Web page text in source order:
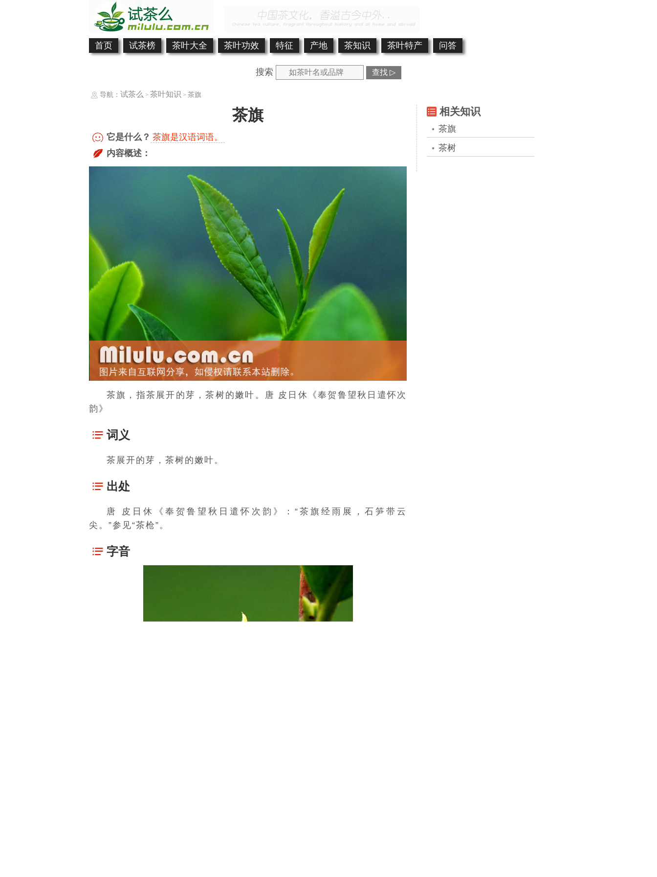
首页 试茶榜 茶叶大全 茶叶功效 特征 产地 茶知识 茶叶特产 问答
搜索 查找 ▷
导航： 试茶么 > 茶叶知识 > 茶旗
茶旗
它是什么？ 茶旗是汉语词语。
内容概述：
茶旗，指茶展开的芽，茶树的嫩叶。 唐 皮日休
《奉贺鲁望秋日遣怀次
韵》
词义
茶展开的芽， 茶树的嫩叶。
出处
唐 皮日休 《奉贺鲁望秋日遣怀次韵》：“茶旗经雨展， 石笋 带云
尖。”参见“茶枪”。
字音
相关知识
茶旗
茶树